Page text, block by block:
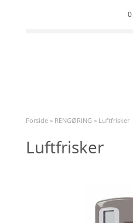
Forside » RENGØRING » Luftfrisker
Luftfrisker